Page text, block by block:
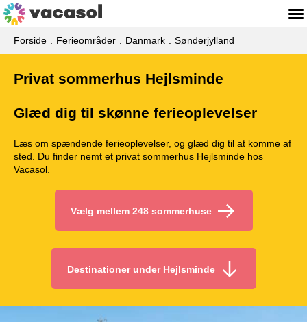
Forside Ferieområder Danmark Sønderjylland
Privat sommerhus Hejlsminde
Glæd dig til skønne ferieoplevelser
Læs om spændende ferieoplevelser, og glæd dig til at komme af
sted. Du finder nemt et privat sommerhus Hejlsminde hos
Vacasol.
Vælg mellem 248 sommerhuse
Destinationer under Hejlsminde